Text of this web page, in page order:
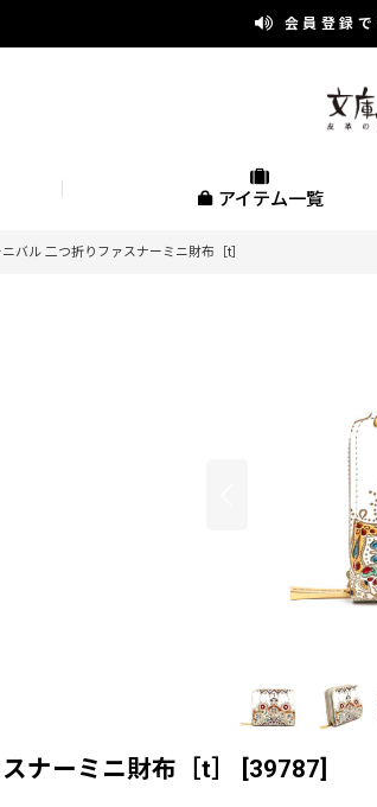
会員登録で
アイテム一覧
バル 二つ折りファスナーミニ財布［t］
ナーミニ財布［t］ 39787